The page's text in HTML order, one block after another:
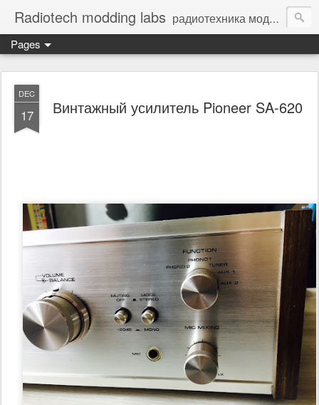
Radiotech modding labs радиотехника моддинг винтажная электроника - Vintage Electronic
Pages
DEC
17 Винтажный усилитель Pioneer SA-620